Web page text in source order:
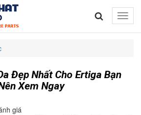
Toggle
Đẹp Nhất Cho Ertiga Bạn
Xem Ngay
giá